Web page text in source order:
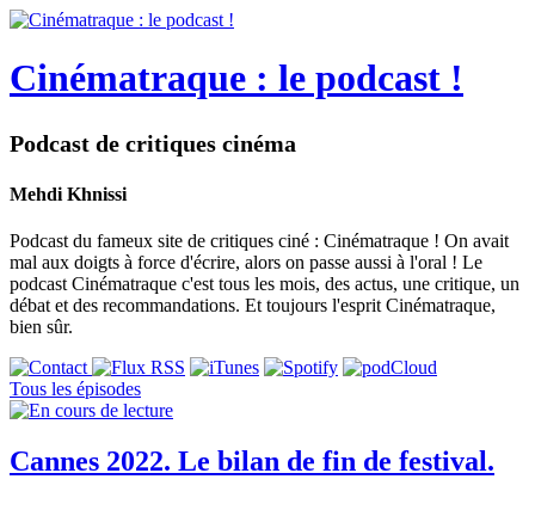
Cinématraque : le podcast !
Podcast de critiques cinéma
Mehdi Khnissi
Podcast du fameux site de critiques ciné : Cinématraque ! On avait
mal aux doigts à force d'écrire, alors on passe aussi à l'oral ! Le
podcast Cinématraque c'est tous les mois, des actus, une critique, un
débat et des recommandations. Et toujours l'esprit Cinématraque,
bien sûr.
Tous les épisodes
Cannes 2022. Le bilan de fin de festival.